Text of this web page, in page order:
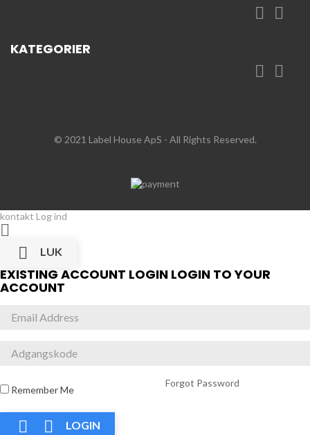
 
KATEGORIER
 
© 2021 Label House ApS - All Rights Reserved.
kontakt Log ind


LUK
EXISTING ACCOUNT LOGIN LOGIN TO YOUR
ACCOUNT
Remember Me
Forgot Password
  LOGIN